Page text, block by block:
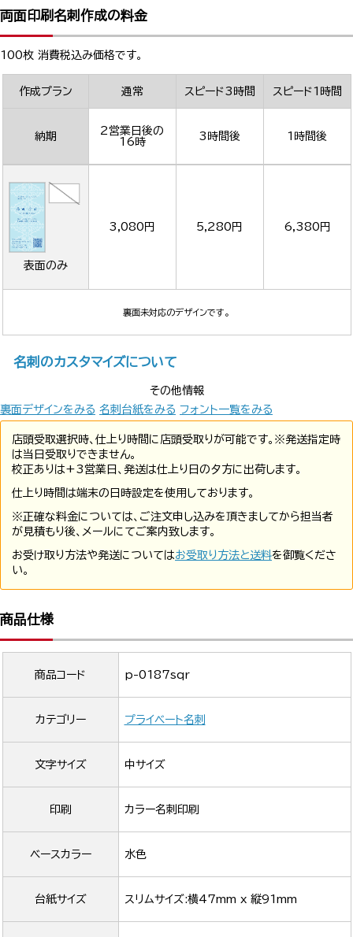
両面印刷名刺作成の料金
100枚 消費税込み価格です。
作成プラン 通常 スピード3時間 スピード1時間
納期
2営業日後の
16時
3時間後 1時間後
表面のみ
3,080円 5,280円 6,380円
裏面未対応のデザインです。
名刺のカスタマイズについて
その他情報
裏面デザインをみる 名刺台紙をみる フォント一覧をみる
店頭受取選択時、仕上り時間に店頭受取りが可能です。※発送指定時
は当日受取りできません。
校正ありは+3営業日、発送は仕上り日の夕方に出荷します。
仕上り時間は端末の日時設定を使用しております。
※正確な料金については、ご注文申し込みを頂きましてから担当者
が見積もり後、メールにてご案内致します。
お受け取り方法や発送についてはお受取り方法と送料を御覧くださ
い。
商品仕様
商品コード p-0187sqr
カテゴリー プライベート名刺
文字サイズ 中サイズ
印刷 カラー名刺印刷
ベースカラー 水色
台紙サイズ スリムサイズ:横47mm x 縦91mm